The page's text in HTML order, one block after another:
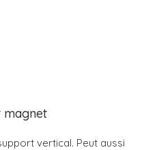
magnet
vertical. Peut aussi